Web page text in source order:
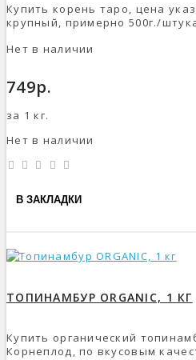
Купить корень таро, цена
крупный, примерно 500г./
Нет в наличии
749р.
за 1 кг.
Нет в наличии
В ЗАКЛАДКИ
ТОПИНАМБУР ORGANIC, 1 КГ
Купить органический
Корнеплод, по вкусовым